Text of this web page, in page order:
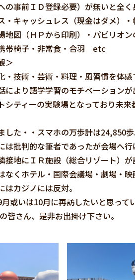
の事前ＩＤ登録必要）が無いと全
・キャッシュレス（現金はダメ）
地図（ＨＰから印刷）・パビリオ
帯椅子・非常食・合羽 etc
＞
技術・芸術・料理・風習慣を体感
により語学学習のモチベーション
ティーの実験場となっており未来
た・・スマホの万歩計は24,850歩
批判的な筆者であったが会場へ行
地にＩＲ施設（総合リゾート）が
ホテル・国際会議場・劇場・映画
ジノには反対。
或いは10月に再訪したいと思ってい
是非お出掛け下さい。